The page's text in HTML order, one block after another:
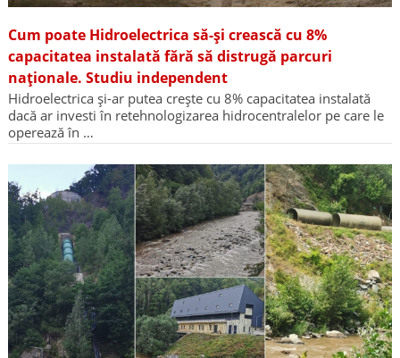
Cum poate Hidroelectrica să-și crească cu 8%
capacitatea instalată fără să distrugă parcuri
naționale. Studiu independent
Hidroelectrica și-ar putea crește cu 8% capacitatea instalată
dacă ar investi în retehnologizarea hidrocentralelor pe care le
operează în …